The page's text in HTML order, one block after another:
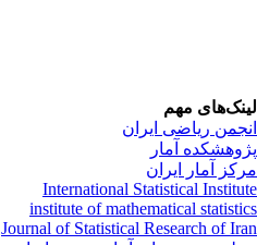
لینک‌های مهم
انجمن ریاضی ایران
پژوهشکده آمار
مرکز آمار ایران
International Statistical Institute
institute of mathematical statistics
Journal of Statistical Research of Iran